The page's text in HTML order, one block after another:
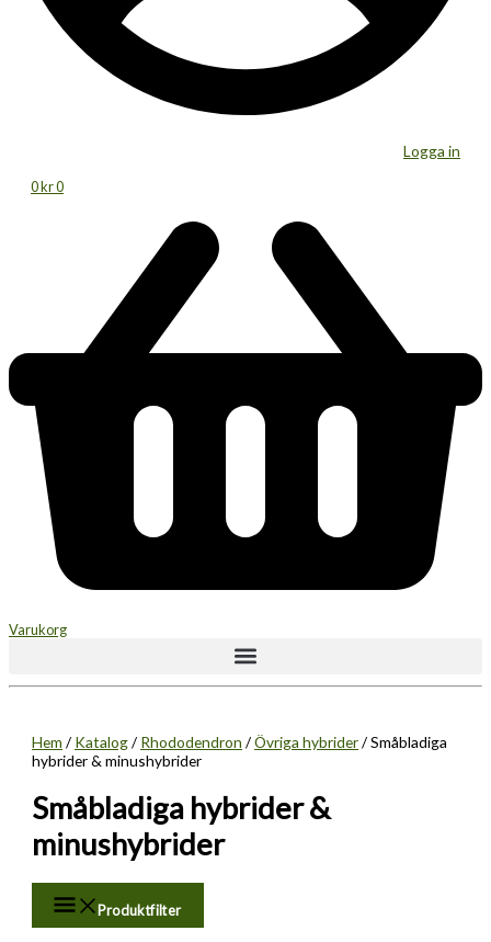
Logga in
0kr0
Varukorg
Hem / Katalog/ Rhododendron /Övriga hybrider/ Småbladiga
hybrider & minushybrider
Småbladiga hybrider &
minushybrider
Produktfilter